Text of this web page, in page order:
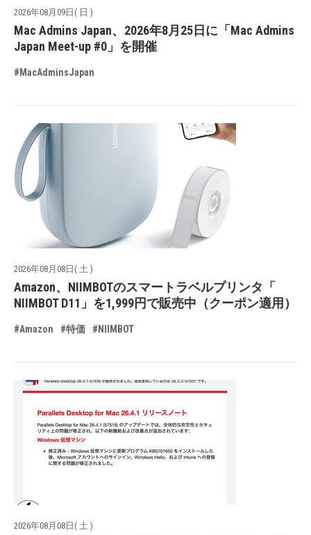
2026年08月09日( 日 )
Mac Admins Japan、2026年8月25日に「Mac Admins
Japan Meet-up #0」を開催
#MacAdminsJapan
2026年08月08日( 土 )
Amazon、NIIMBOTのスマートラベルプリンタ「
NIIMBOT D11」を1,999円で販売中（クーポン適用）
#Amazon #特価 #NIIMBOT
2026年08月08日( 土 )